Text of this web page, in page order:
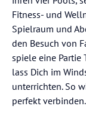
Fitness- und
Spielraum und
den Besuch von
spiele eine
lass Dich im
unterrichten. So
perfekt verbinden.